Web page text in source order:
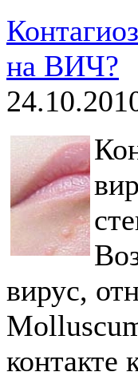
на ВИЧ?
вирус,
контакте